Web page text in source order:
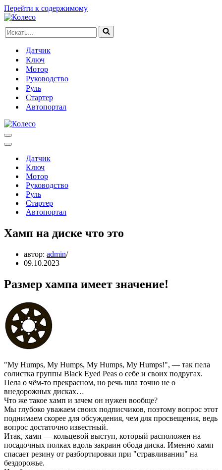
Перейти к содержимому
Искать...
Датчик
Ключ
Мотор
Руководство
Руль
Стартер
Автопортал
Меню
навигации
Меню
навигацииДатчик
Ключ
Мотор
Руководство
Руль
Стартер
Автопортал
Хамп на диске что это
автор: admin
09.10.2023
Размер хампа имеет значение!
"My Humps, My Humps, My Humps, My Humps!", — так пела
солистка группы Black Eyed Peas о себе и своих подругах.
Пела о чём-то прекрасном, но речь шла точно не о
внедорожных дисках…
Что же такое хамп и зачем он нужен вообще?
Мы глубоко уважаем своих подписчиков, поэтому вопрос этот
поднимаем скорее для обсуждения, чем для просвещения, ведь
вопрос достаточно известный.
Итак, хамп — кольцевой выступ, который расположен на
посадочных полках вдоль закраин обода диска. Именно хамп
спасает резину от разбортировки при "стравливании" на
бездорожье.